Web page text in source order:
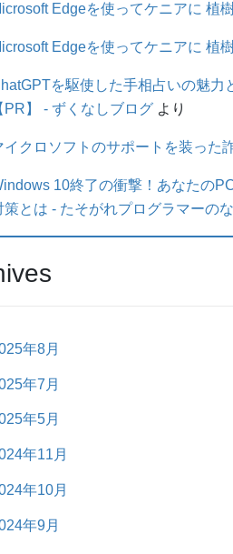
Edgeを使ってケニアに 植
Edgeを使ってケニアに 植
を駆使した手相占いの魅力
PR】 - ずくなしブログ より
イクロソフトのサポートを装った
10終了の衝撃！あなたの
策とは - たそがれプログラマーの
年8月
年7月
年5月
年11月
年10月
年9月